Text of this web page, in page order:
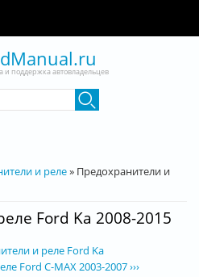
и поддержка автовладельцев
и реле» Предохранители и
Ford Ka 2008-2015
и реле Ford Ka
Ford C-MAX 2003-2007 ›››